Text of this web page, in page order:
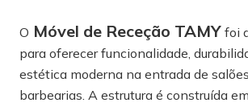
O Móvel de Receção TAMY foi
para oferecer funcionalidade,
estética moderna na entrada de
barbearias. A estrutura é construída em